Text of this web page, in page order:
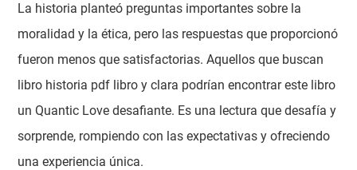
La historia planteó preguntas importantes sobre la
moralidad y la ética, pero las respuestas que proporcionó
fueron menos que satisfactorias. Aquellos que buscan
libro historia pdf libro y clara podrían encontrar este libro
un Quantic Love desafiante. Es una lectura que desafía y
sorprende, rompiendo con las expectativas y ofreciendo
una experiencia única.